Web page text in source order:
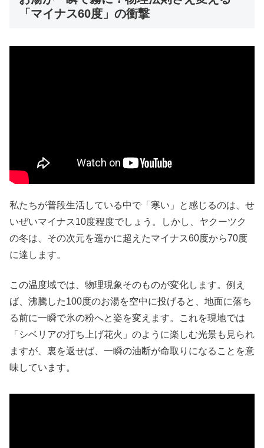
「マイナス60度」の衝撃
私たちが普段生活している中で「寒い」と感じるのは、せ
いぜいマイナス10度程度でしょう。しかし、ヤクーツク
の冬は、その次元を遥かに超えたマイナス60度から70度
に達します。
この温度域では、物理現象そのものが変化します。例え
ば、沸騰した100度のお湯を空中に投げると、地面に落ち
る前に一瞬で氷の粉へと姿を変えます。これを現地では
「シベリアの打ち上げ花火」のように楽しむ光景も見られ
ますが、裏を返せば、一瞬の油断が命取りになることを意
味しています。